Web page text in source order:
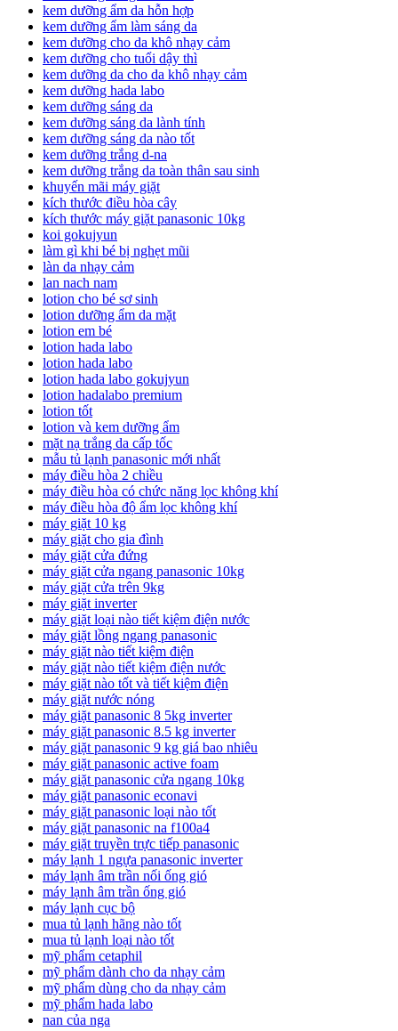
kem dưỡng ẩm da hỗn hợp
kem dưỡng ẩm làm sáng da
kem dưỡng cho da khô nhạy cảm
kem dưỡng cho tuổi dậy thì
kem dưỡng da cho da khô nhạy cảm
kem dưỡng hada labo
kem dưỡng sáng da
kem dưỡng sáng da lành tính
kem dưỡng sáng da nào tốt
kem dưỡng trắng d-na
kem dưỡng trắng da toàn thân sau sinh
khuyến mãi máy giặt
kích thước điều hòa cây
kích thước máy giặt panasonic 10kg
koi gokujyun
làm gì khi bé bị nghẹt mũi
làn da nhạy cảm
lan nach nam
lotion cho bé sơ sinh
lotion dưỡng ẩm da mặt
lotion em bé
lotion hada labo
lotion hada labo
lotion hada labo gokujyun
lotion hadalabo premium
lotion tốt
lotion và kem dưỡng ẩm
mặt nạ trắng da cấp tốc
mẫu tủ lạnh panasonic mới nhất
máy điều hòa 2 chiều
máy điều hòa có chức năng lọc không khí
máy điều hòa độ ẩm lọc không khí
máy giặt 10 kg
máy giặt cho gia đình
máy giặt cửa đứng
máy giặt cửa ngang panasonic 10kg
máy giặt cửa trên 9kg
máy giặt inverter
máy giặt loại nào tiết kiệm điện nước
máy giặt lồng ngang panasonic
máy giặt nào tiết kiệm điện
máy giặt nào tiết kiệm điện nước
máy giặt nào tốt và tiết kiệm điện
máy giặt nước nóng
máy giặt panasonic 8 5kg inverter
máy giặt panasonic 8.5 kg inverter
máy giặt panasonic 9 kg giá bao nhiêu
máy giặt panasonic active foam
máy giặt panasonic cửa ngang 10kg
máy giặt panasonic econavi
máy giặt panasonic loại nào tốt
máy giặt panasonic na f100a4
máy giặt truyền trực tiếp panasonic
máy lạnh 1 ngựa panasonic inverter
máy lạnh âm trần nối ống gió
máy lạnh âm trần ống gió
máy lạnh cục bộ
mua tủ lạnh hãng nào tốt
mua tủ lạnh loại nào tốt
mỹ phẩm cetaphil
mỹ phẩm dành cho da nhạy cảm
mỹ phẩm dùng cho da nhạy cảm
mỹ phẩm hada labo
nan của nga